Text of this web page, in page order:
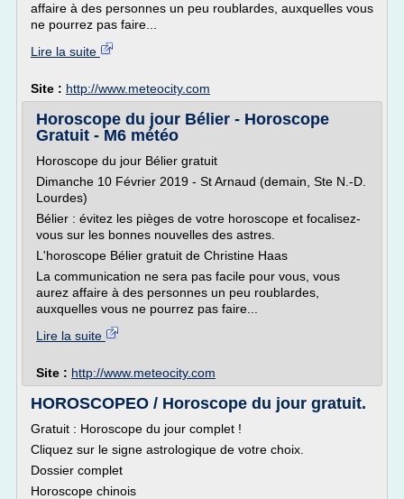
affaire à des personnes un peu roublardes, auxquelles vous
ne pourrez pas faire...
Lire la suite
Site : http://www.meteocity.com
Horoscope du jour Bélier - Horoscope
Gratuit - M6 météo
Horoscope du jour Bélier gratuit
Dimanche 10 Février 2019 - St Arnaud (demain, Ste N.-D.
Lourdes)
Bélier : évitez les pièges de votre horoscope et focalisez-
vous sur les bonnes nouvelles des astres.
L'horoscope Bélier gratuit de Christine Haas
La communication ne sera pas facile pour vous, vous
aurez affaire à des personnes un peu roublardes,
auxquelles vous ne pourrez pas faire...
Lire la suite
Site : http://www.meteocity.com
HOROSCOPEO / Horoscope du jour gratuit.
Gratuit : Horoscope du jour complet !
Cliquez sur le signe astrologique de votre choix.
Dossier complet
Horoscope chinois